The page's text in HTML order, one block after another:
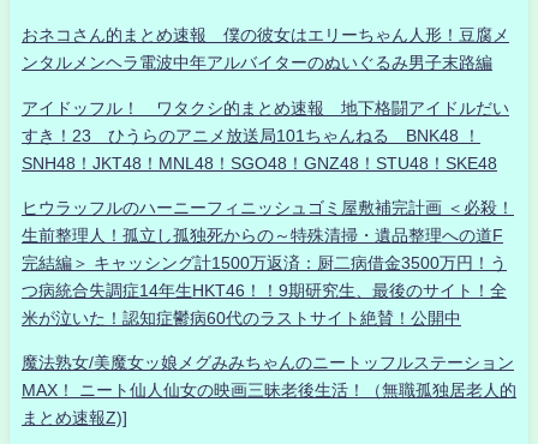
おネコさん的まとめ速報 僕の彼女はエリーちゃん人形！豆腐メ
ンタルメンヘラ電波中年アルバイターのぬいぐるみ男子末路編
アイドッフル！ ワタクシ的まとめ速報 地下格闘アイドルだい
すき！23 ひうらのアニメ放送局101ちゃんねる BNK48 ！
SNH48！JKT48！MNL48！SGO48！GNZ48！STU48！SKE48
ヒウラッフルのハーニーフィニッシュゴミ屋敷補完計画 ＜必殺！
生前整理人！孤立し孤独死からの～特殊清掃・遺品整理への道F
完結編＞ キャッシング計1500万返済：厨二病借金3500万円！う
つ病統合失調症14年生HKT46！！9期研究生、最後のサイト！全
米が泣いた！認知症鬱病60代のラストサイト絶賛！公開中
魔法熟女/美魔女ッ娘メグみみちゃんのニートッフルステーション
MAX！ ニート仙人仙女の映画三昧老後生活！（無職孤独居老人的
まとめ速報Z)]